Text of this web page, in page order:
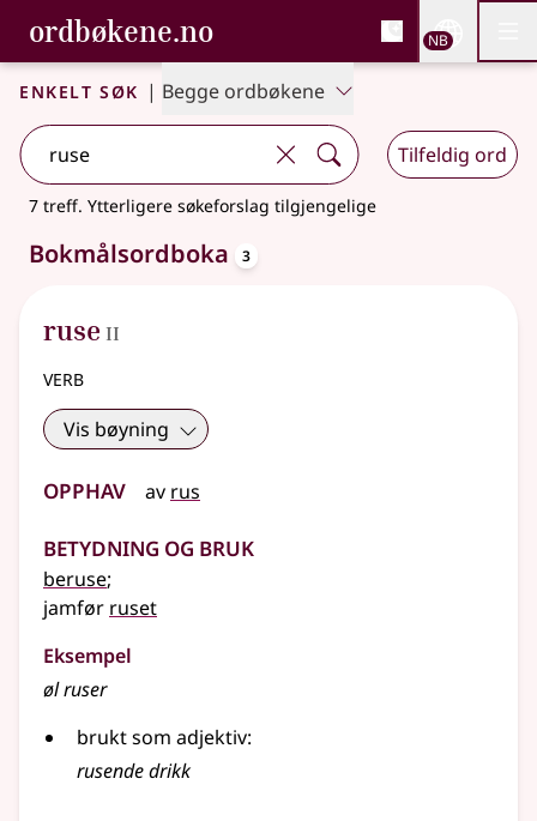
Gå til hovedinnhold
Tilgjengelighet
ordbøkene.no, Bokmålsordboka og
Bokmålsordboka og Nynorskordboka
NB
Enkelt søk | Begge ordbøkene
Tilfeldig ord
7 treff. Ytterligere søkeforslag tilgjengelige
Bokmålsordboka 3
ruse 2
II
verb
Vis bøyning
Opphav av rus
Betydning og bruk
beruse;
jamfør ruset
Eksempel
øl ruser
brukt som adjektiv:
rusendedrikk